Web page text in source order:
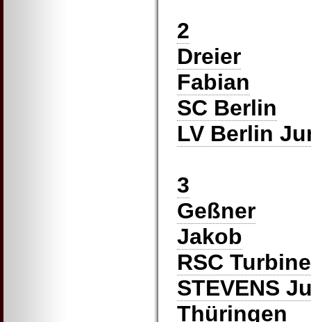
2
Dreier
Fabian
SC Berlin
LV Berlin
3
Geßner
Jakob
RSC
STEVENS
Thüringen